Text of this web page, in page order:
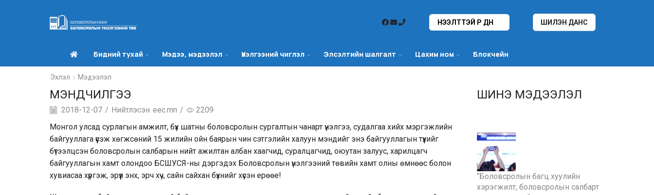
НЭЭЛТТЭЙ ҮР ДҮН ШИЛЭН ДАНС
Бидний тухай Мэдээ, мэдээлэл Үнэлгээний чиглэл Элсэлтийн шалгалт Цахим ном Блокчейн
Эхлэл Мэдээлэл
МЭНДЧИЛГЭЭ
2018-12-07 / Нийтлэсэн eec.mn /
2209
Монгол улсад сурлагын амжилт, бүх шатны боловсролын сургалтын чанарт үнэлгээ, судалгаа хийх мэргэжлийн
байгууллага үүсэж хөгжсөний 15 жилийн ойн баярын чин сэтгэлийн халуун мэндийг энэ байгууллагын түүхийг
бүтээлцсэн боловсролын салбарын нийт ажилтан албан хаагчид, суралцагчид, оюутан залуус, харилцагч
байгууллагын хамт олондоо БСШУСЯ-ны дэргэдэх Боловсролын үнэлгээний төвийн хамт олны өмнөөс болон
хувиасаа хүргэж, эрүүл энх, эрч хүч, сайн сайхан бүхнийг хүсэн ерөөе!
ШИНЭ МЭДЭЭЛЭЛ
“Боловсролын багц хуулийн
хэрэгжилт, боловсролын салбарт